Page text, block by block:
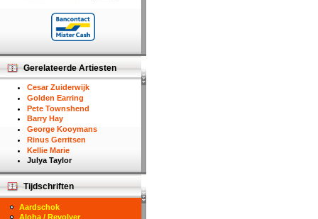
Gerelateerde Artiesten
Cesar Zuiderwijk
Golden Earring
Pete Townshend
Barry Hay
George Kooymans
Rinus Gerritsen
Kellie Marie
Julya Taylor
Tijdschriften
Aardschok
Aloha / Revolver